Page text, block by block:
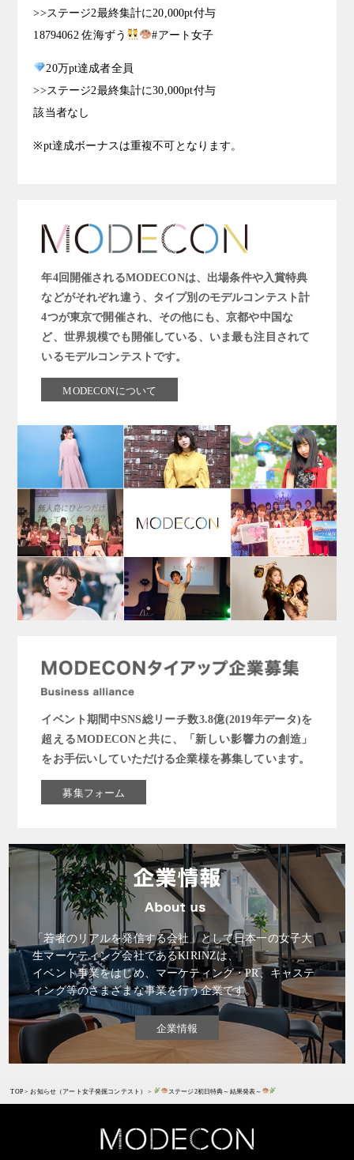
>>ステージ2最終集計に20,000pt付与
18794062 佐海ずう
#アート女子
20万pt達成者全員
>>ステージ2最終集計に30,000pt付与
該当者なし
※pt達成ボーナスは重複不可となります。
年4回開催されるMODECONは、出場条件や入賞特典
などがそれぞれ違う、タイプ別のモデルコンテスト計
4つが東京で開催され、その他にも、京都や中国な
ど、世界規模でも開催している、いま最も注目されて
いるモデルコンテストです。
MODECONについて
イベント期間中SNS総リーチ数3.8億(2019年データ)を
超えるMODECONと共に、「新しい影響力の創造」
をお手伝いしていただける企業様を募集しています。
募集フォーム
「若者のリアルを発信する会社」として日本一の女子大
生マーケティング会社であるKIRINZは、
イベント事業をはじめ、マーケティング・PR、キャステ
ィング等のさまざまな事業を行う企業です。
企業情報
TOP> お知らせ（アート女子発掘コンテスト） > ステージ2初日特典～結果発表～